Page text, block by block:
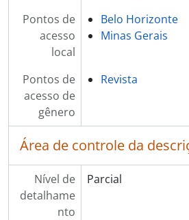
Pontos de
acesso
local
Belo Horizonte
Minas Gerais
Pontos de
acesso de
gênero
Revista
Área de controle da
Nível de
detalhame
nto
Parcial